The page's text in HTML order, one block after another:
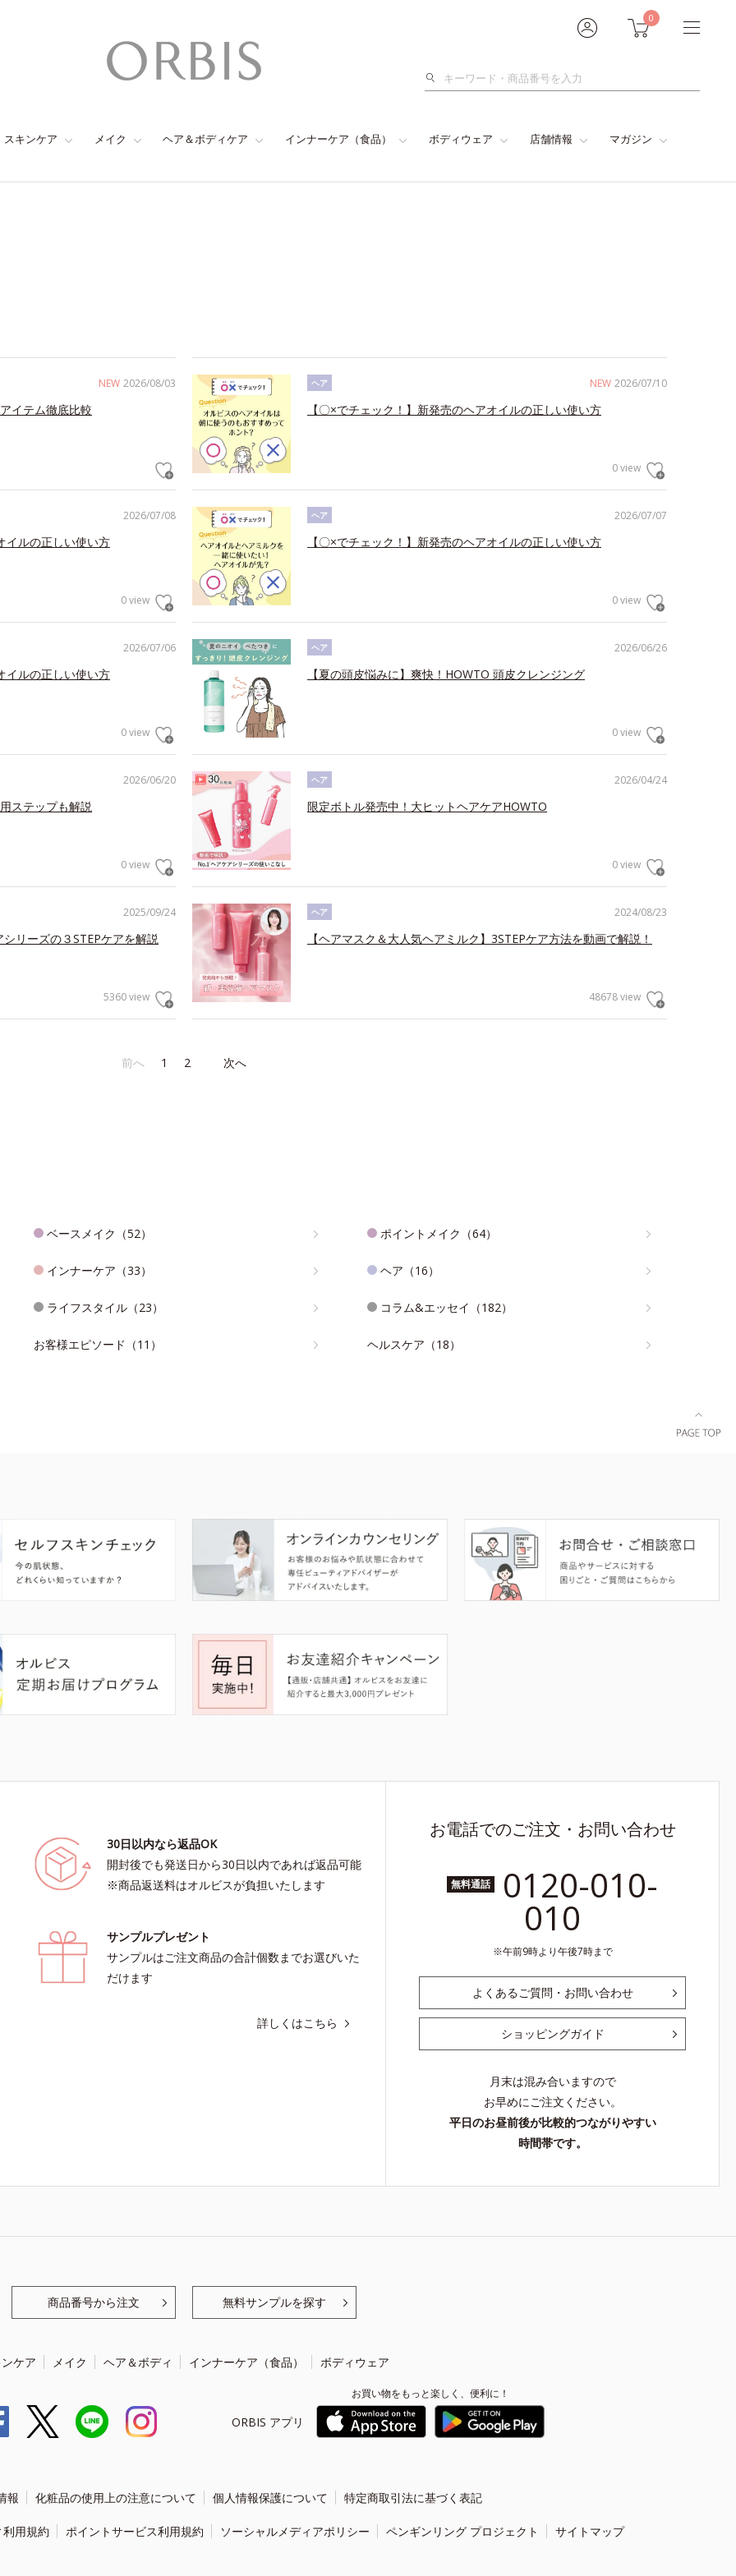
0
検
スキンケア メイク ヘア＆ボディケア インナーケア（食品） ボディウェア 店舗情報 マガジン
NEW 2026/08/03
イテム徹底比較
NEW 2026/07/10
ヘア
【〇×でチェック！】新発売のヘアオイルの正しい使い方
0 view
2026/07/08
イルの正しい使い方
0 view
2026/07/07
ヘア
【〇×でチェック！】新発売のヘアオイルの正しい使い方
0 view
2026/07/06
イルの正しい使い方
0 view
2026/06/26
ヘア
【夏の頭皮悩みに】爽快！HOWTO 頭皮クレンジング
0 view
2026/06/20
ステップも解説
0 view
2026/04/24
ヘア
限定ボトル発売中！大ヒットヘアケアHOWTO
0 view
2025/09/24
リーズの３STEPケアを解説
5360 view
2024/08/23
ヘア
【ヘアマスク＆大人気ヘアミルク】3STEPケア方法を動画で解説！
48678 view
前へ 1 2 次へ
ベースメイク（52） ポイントメイク（64）
インナーケア（33） ヘア（16）
ライフスタイル（23） コラム&エッセイ（182）
お客様エピソード（11） ヘルスケア（18）
30日以内なら返品OK
開封後でも発送日から30日以内であれば返品可能
※商品返送料はオルビスが負担いたします
サンプルプレゼント
サンプルはご注文商品の合計個数までお選びいた
だけます
詳しくはこちら
お電話でのご注文・お問い合わせ
無料通話 0120-010-
010
午前9時より午後7時まで
よくあるご質問・お問い合わせ
ショッピングガイド
月末は混み合いますので
お早めにご注文ください。
平日のお昼前後が比較的つながりやすい
時間帯です。
商品番号から注文 無料サンプルを探す
ケア メイク ヘア＆ボディ インナーケア（食品） ボディウェア
ORBIS アプリ
お買い物をもっと楽しく、便利に！
報 化粧品の使用上の注意について 個人情報保護について 特定商取引法に基づく表記
用規約 ポイントサービス利用規約 ソーシャルメディアポリシー ペンギンリング プロジェクト サイトマップ